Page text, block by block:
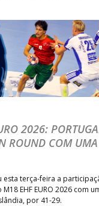
2026:
ROUND COM UMA
esta terça-feira a
EHF EURO 2026 com
por 41-29.